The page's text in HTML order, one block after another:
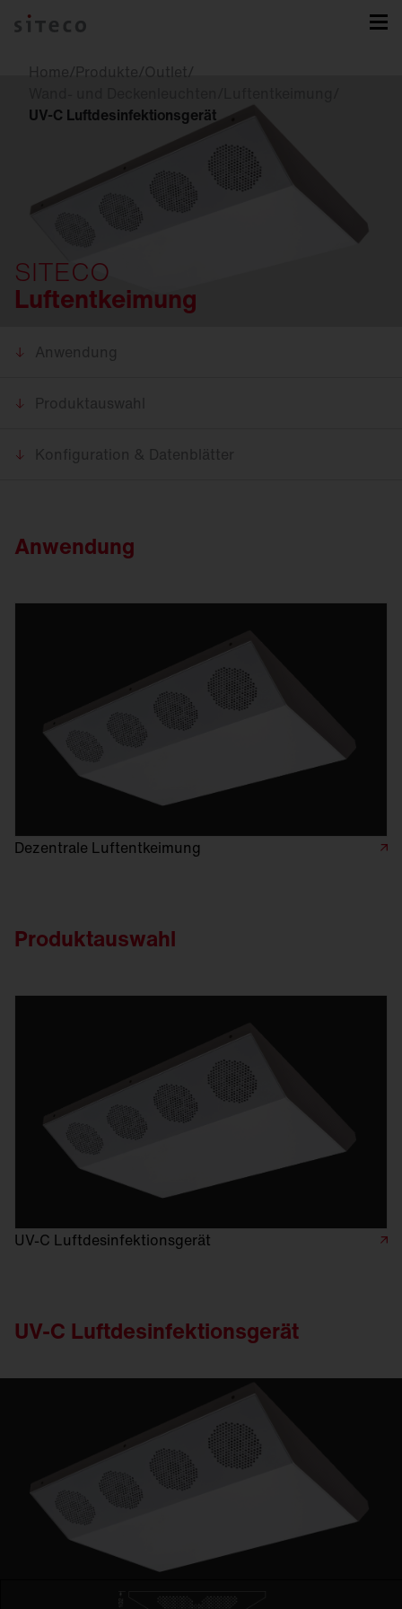
Home/Produkte/Outlet/
UV-C Luftdesinfektionsgerät
SITECO
Luftentkeimung
Anwendung
Produktauswahl
Konfiguration & Datenblätter
Anwendung
Dezentrale Luftentkeimung
Produktauswahl
UV-C Luftdesinfektionsgerät
UV-C Luftdesinfektionsgerät